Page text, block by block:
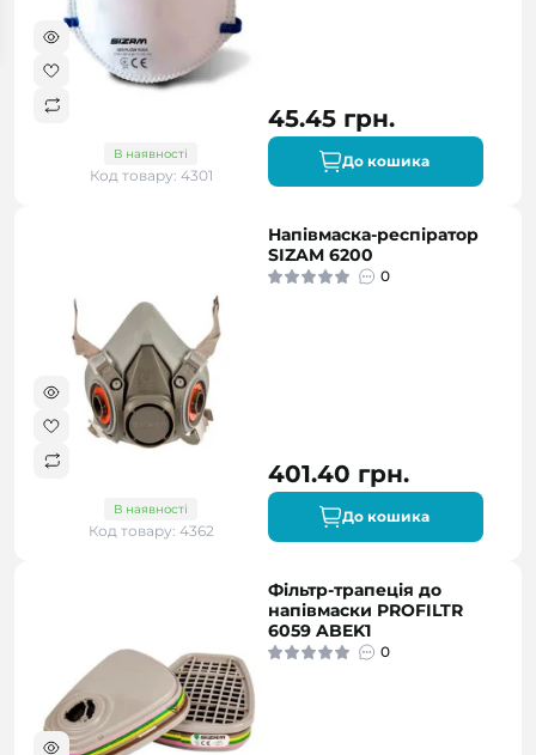
В наявності
Код товару: 4301
45.45 грн.
До кошика
В наявності
Код товару: 4362
Напівмаска-респіратор
SIZAM 6200
0
401.40 грн.
До кошика
Фільтр-трапеція до
напівмаски PROFILTR
6059 ABEK1
0